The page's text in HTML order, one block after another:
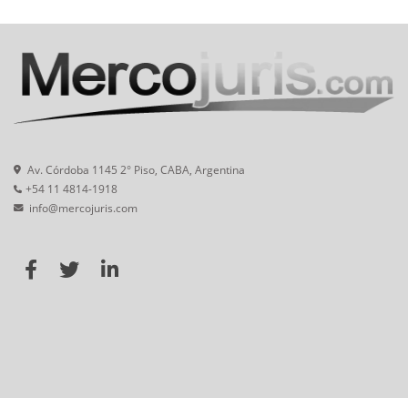
Av. Córdoba 1145 2° Piso, CABA, Argentina
+54 11 4814-1918
info@mercojuris.com